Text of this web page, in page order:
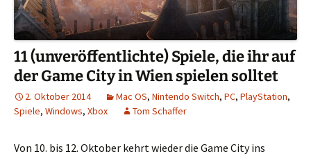
11 (unveröffentlichte) Spiele, die ihr auf
der Game City in Wien spielen solltet
2. Oktober 2014 Mac OS, Nintendo Switch, PC, PlayStation,
Spiele, Windows, Xbox Tom Schaffer
Von 10. bis 12. Oktober kehrt wieder die Game City ins